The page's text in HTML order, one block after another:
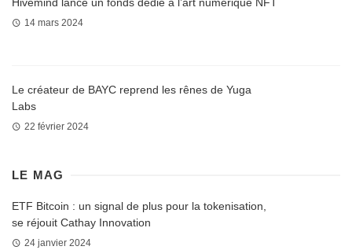
14 mars 2024
Le créateur de BAYC reprend les rênes de Yuga
Labs
22 février 2024
LE MAG
ETF Bitcoin : un signal de plus pour la tokenisation,
se réjouit Cathay Innovation
24 janvier 2024